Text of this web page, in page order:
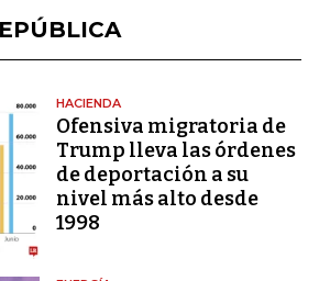
HACIENDA
Ofensiva migratoria de
Trump lleva las órdenes
de deportación a su
nivel más alto desde
1998